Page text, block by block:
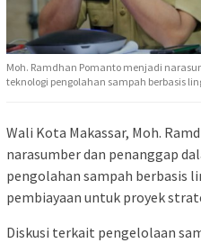
Moh. Ramdhan Pomanto menjadi
teknologi pengolahan sampah berbasis
Wali Kota Makassar, Moh.
narasumber dan penanggap
pengolahan sampah berbasis
pembiayaan untuk proyek
Diskusi terkait pengelolaan